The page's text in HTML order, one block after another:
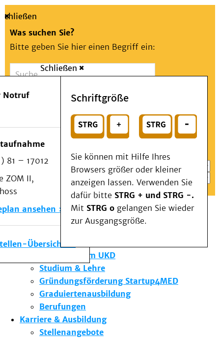
Suche
Schließen
Was suchen Sie?
Bitte geben Sie hier einen Begriff ein:
Suchen
oder
Wählen Sie ein Thema für Ihren Schnelleinstieg
Notfall
Schließen
Notruf
81 – 17012
ZOM II,
ansehen
Übersicht
Schriftgröße
Sie können mit Hilfe Ihres
Browsers größer oder kleiner
anzeigen lassen. Verwenden Sie
dafür bitte STRG + und STRG -.
Mit STRG o gelangen Sie wieder
zur Ausgangsgröße.
Menü
Patienten & Besucher
Kliniken/Institute/Zentren
Als Patient am UKD
Beratung und Unterstützung
Veranstaltungen
Kommunikation im Medizinwesen (KIM)
Notfall
Forschung & Lehre
Die Institute des UKD
Forschung am UKD
Studium & Lehre
Gründungsförderung Startup4MED
Graduiertenausbildung
Berufungen
Karriere & Ausbildung
Stellenangebote